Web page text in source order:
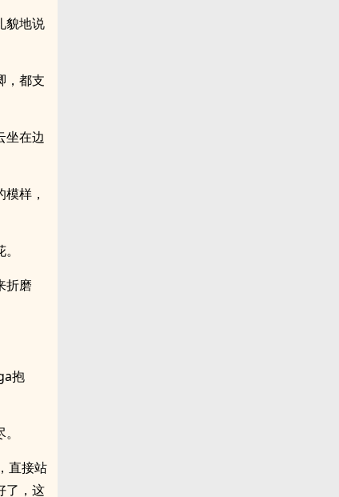
貌地说
，都支
坐在边
样，
折磨
抱
直接站
了，这